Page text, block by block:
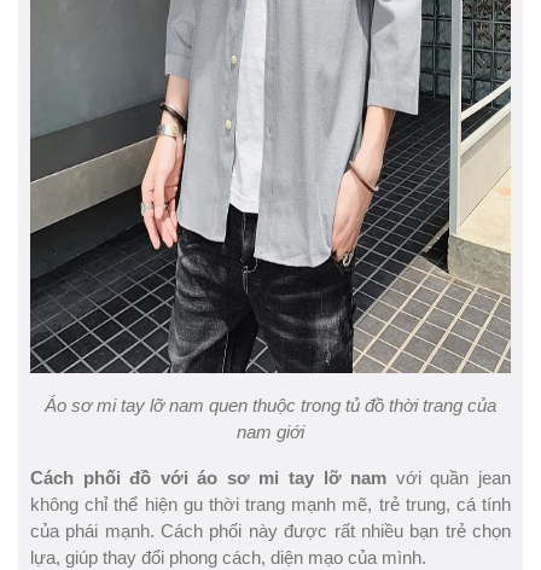
Áo sơ mi tay lỡ nam quen thuộc trong tủ đồ thời trang của
nam giới
Cách phối đồ với áo sơ mi tay lỡ nam với quần jean
không chỉ thể hiện gu thời trang mạnh mẽ, trẻ trung, cá tính
của phái mạnh. Cách phối này được rất nhiều bạn trẻ chọn
lựa, giúp thay đổi phong cách, diện mạo của mình.